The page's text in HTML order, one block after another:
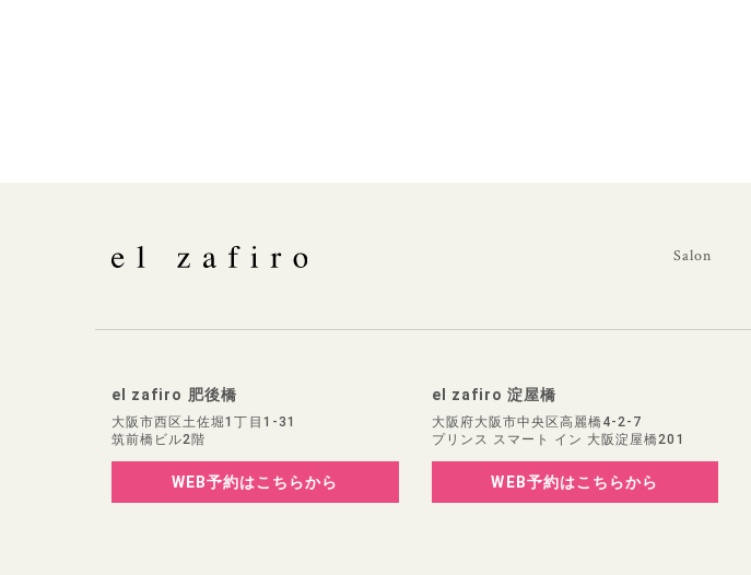
Salon
el zafiro 肥後橋
大阪市西区土佐堀1丁目1-31
筑前橋ビル2階
WEB予約はこちらから
el zafiro 淀屋橋
大阪府大阪市中央区高麗橋4-2-7
プリンス スマート イン 大阪淀屋橋201
WEB予約はこちらから